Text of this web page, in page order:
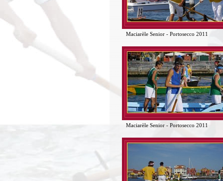
Maciarèle Senior - Portosecco 2011
Maciarèle Senior - Portosecco 2011